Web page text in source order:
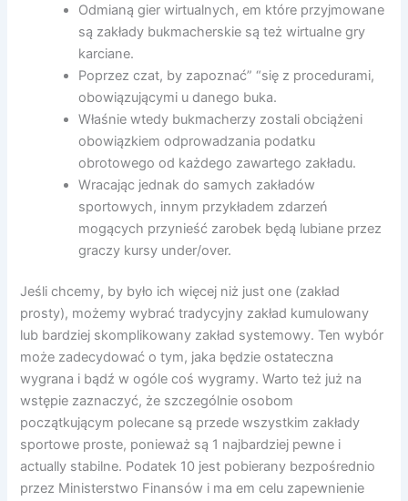
Odmianą gier wirtualnych, em które przyjmowane
są zakłady bukmacherskie są też wirtualne gry
karciane.
Poprzez czat, by zapoznać” “się z procedurami,
obowiązującymi u danego buka.
Właśnie wtedy bukmacherzy zostali obciążeni
obowiązkiem odprowadzania podatku
obrotowego od każdego zawartego zakładu.
Wracając jednak do samych zakładów
sportowych, innym przykładem zdarzeń
mogących przynieść zarobek będą lubiane przez
graczy kursy under/over.
Jeśli chcemy, by było ich więcej niż just one (zakład
prosty), możemy wybrać tradycyjny zakład kumulowany
lub bardziej skomplikowany zakład systemowy. Ten wybór
może zadecydować o tym, jaka będzie ostateczna
wygrana i bądź w ogóle coś wygramy. Warto też już na
wstępie zaznaczyć, że szczególnie osobom
początkującym polecane są przede wszystkim zakłady
sportowe proste, ponieważ są 1 najbardziej pewne i
actually stabilne. Podatek 10 jest pobierany bezpośrednio
przez Ministerstwo Finansów i ma em celu zapewnienie